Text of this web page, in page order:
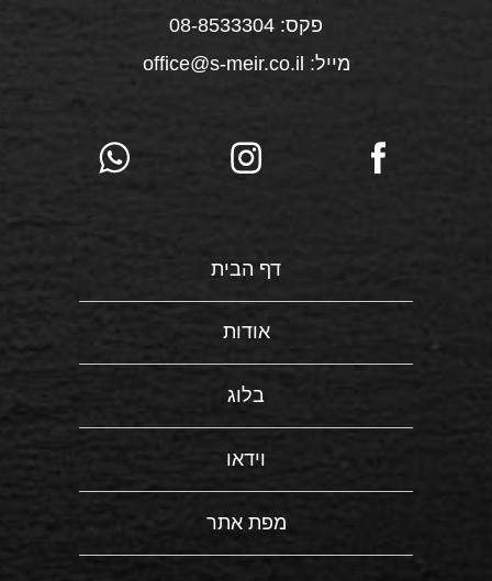
פקס: 08-8533304
מייל: office@s-meir.co.il
דף הבית
אודות
בלוג
וידאו
מפת אתר